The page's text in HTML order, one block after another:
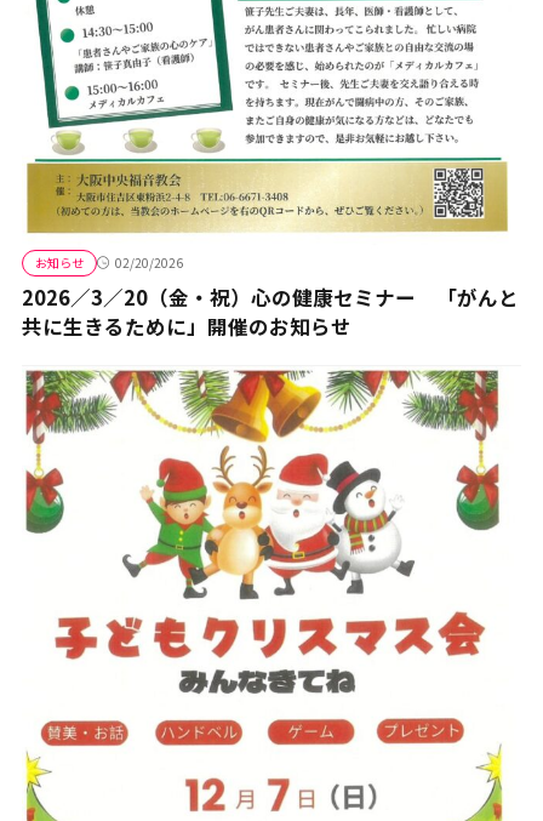
お知らせ 02/20/2026
2026／3／20（金・祝）心の健康セミナー 「がんと
共に生きるために」開催のお知らせ